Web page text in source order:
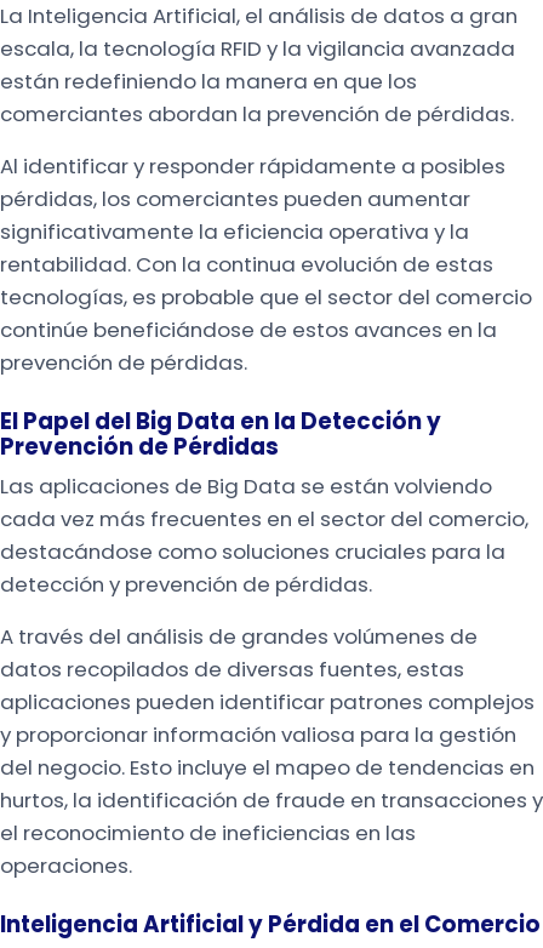
La Inteligencia Artificial, el análisis de datos a gran
escala, la tecnología RFID y la vigilancia avanzada
están redefiniendo la manera en que los
comerciantes abordan la prevención de pérdidas.
Al identificar y responder rápidamente a posibles
pérdidas, los comerciantes pueden aumentar
significativamente la eficiencia operativa y la
rentabilidad. Con la continua evolución de estas
tecnologías, es probable que el sector del comercio
continúe beneficiándose de estos avances en la
prevención de pérdidas.
El Papel del Big Data en la Detección y
Prevención de Pérdidas
Las aplicaciones de Big Data se están volviendo
cada vez más frecuentes en el sector del comercio,
destacándose como soluciones cruciales para la
detección y prevención de pérdidas.
A través del análisis de grandes volúmenes de
datos recopilados de diversas fuentes, estas
aplicaciones pueden identificar patrones complejos
y proporcionar información valiosa para la gestión
del negocio. Esto incluye el mapeo de tendencias en
hurtos, la identificación de fraude en transacciones y
el reconocimiento de ineficiencias en las
operaciones.
Inteligencia Artificial y Pérdida en el Comercio